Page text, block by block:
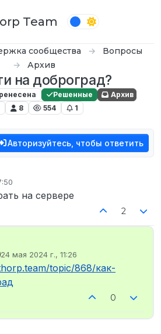
Team
сообщества
Вопросы
Архив
на доброград?
Решенные
Архив
8 554 1
Авторизуйтесь, чтобы ответить
на сервере
2
24 мая 2024 г., 11:26
отредактировано
topic/868/как-
0